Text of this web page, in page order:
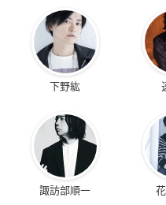
D・N・ANGEL New
【価格】
1,980円(税込)
2021年3月24日(水)
単行本⑨～⑪巻「STAGE3
▼ご予約・ご購入はこちら
下野紘
諏訪部順一